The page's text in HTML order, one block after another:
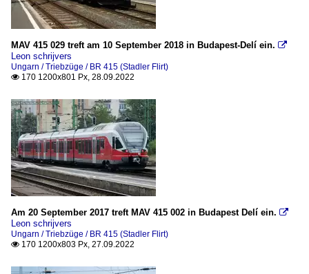
MAV 415 029 treft am 10 September 2018 in Budapest-Delí ein. 
Leon schrijvers
Ungarn / Triebzüge / BR 415 (Stadler Flirt)
 170 1200x801 Px, 28.09.2022
Am 20 September 2017 treft MAV 415 002 in Budapest Delí ein. 
Leon schrijvers
Ungarn / Triebzüge / BR 415 (Stadler Flirt)
 170 1200x803 Px, 27.09.2022